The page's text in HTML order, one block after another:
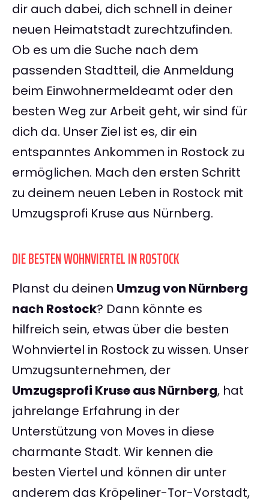
dir auch dabei, dich schnell in deiner
neuen Heimatstadt zurechtzufinden.
Ob es um die Suche nach dem
passenden Stadtteil, die Anmeldung
beim Einwohnermeldeamt oder den
besten Weg zur Arbeit geht, wir sind für
dich da. Unser Ziel ist es, dir ein
entspanntes Ankommen in Rostock zu
ermöglichen. Mach den ersten Schritt
zu deinem neuen Leben in Rostock mit
Umzugsprofi Kruse aus Nürnberg.
DIE BESTEN WOHNVIERTEL IN ROSTOCK
Planst du deinen Umzug von Nürnberg
nach Rostock? Dann könnte es
hilfreich sein, etwas über die besten
Wohnviertel in Rostock zu wissen. Unser
Umzugsunternehmen, der
Umzugsprofi Kruse aus Nürnberg, hat
jahrelange Erfahrung in der
Unterstützung von Moves in diese
charmante Stadt. Wir kennen die
besten Viertel und können dir unter
anderem das Kröpeliner-Tor-Vorstadt,